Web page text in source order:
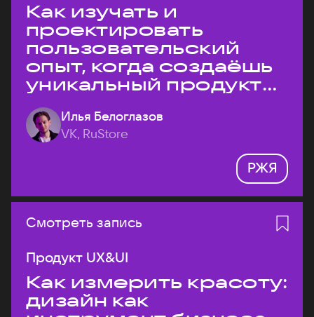
Как изучать и
проектировать
пользовательский
опыт, когда создаёшь
уникальный продукт
на рынке?
Илья Белоглазов
VK, RuStore
РЖЯ
Смотреть запись
Продукт UX&UI
Как измерить красоту:
дизайн как